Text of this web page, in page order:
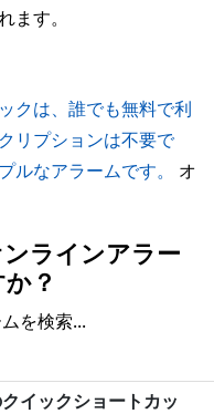
ます。
クは、誰でも無料で利
リプションは不要で
ルなアラームです。
オ
ラインアラー
？
を検索...
イックショートカッ